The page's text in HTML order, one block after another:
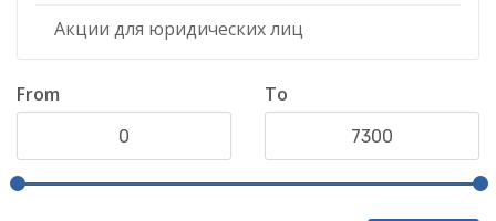
Акции для юридических лиц
From To